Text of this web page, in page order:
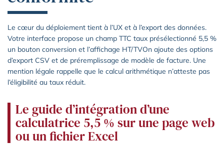
Le cœur du déploiement tient à l’UX et à l’export des données.
Votre interface propose un champ TTC taux présélectionné 5,5 %
un bouton conversion et l’affichage HT/TVOn ajoute des options
d’export CSV et de préremplissage de modèle de facture. Une
mention légale rappelle que le calcul arithmétique n’atteste pas
l’éligibilité au taux réduit.
Le guide d’intégration d’une
calculatrice 5,5 % sur une page web
ou un fichier Excel